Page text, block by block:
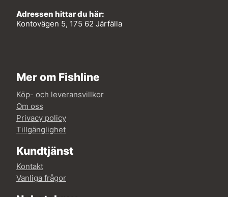
Adressen hittar du här:
Kontovägen 5, 175 62 Järfälla
Mer om Fishline
Köp- och leveransvillkor
Om oss
Privacy policy
Tillgänglighet
Kundtjänst
Kontakt
Vanliga frågor